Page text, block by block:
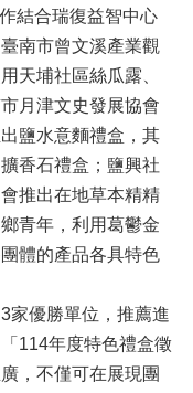
結合瑞復益智中心
南市曾文溪產業觀
天埔社區絲瓜露、
月津文史發展協會
鹽水意麵禮盒，其
香石禮盒；鹽興社
推出在地草本精精
青年，利用葛鬱金
體的產品各具特色
優勝單位，推薦進
114年度特色禮盒徵
，不僅可在展現團